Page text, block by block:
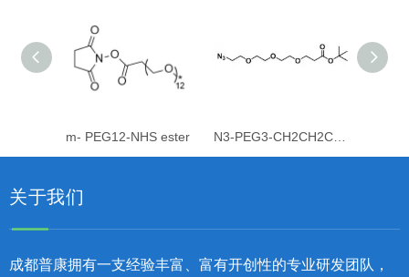
m- PEG12-NHS ester
关于我们
成都普康拥有一支经验丰富、富有开创性的专业研发团队，